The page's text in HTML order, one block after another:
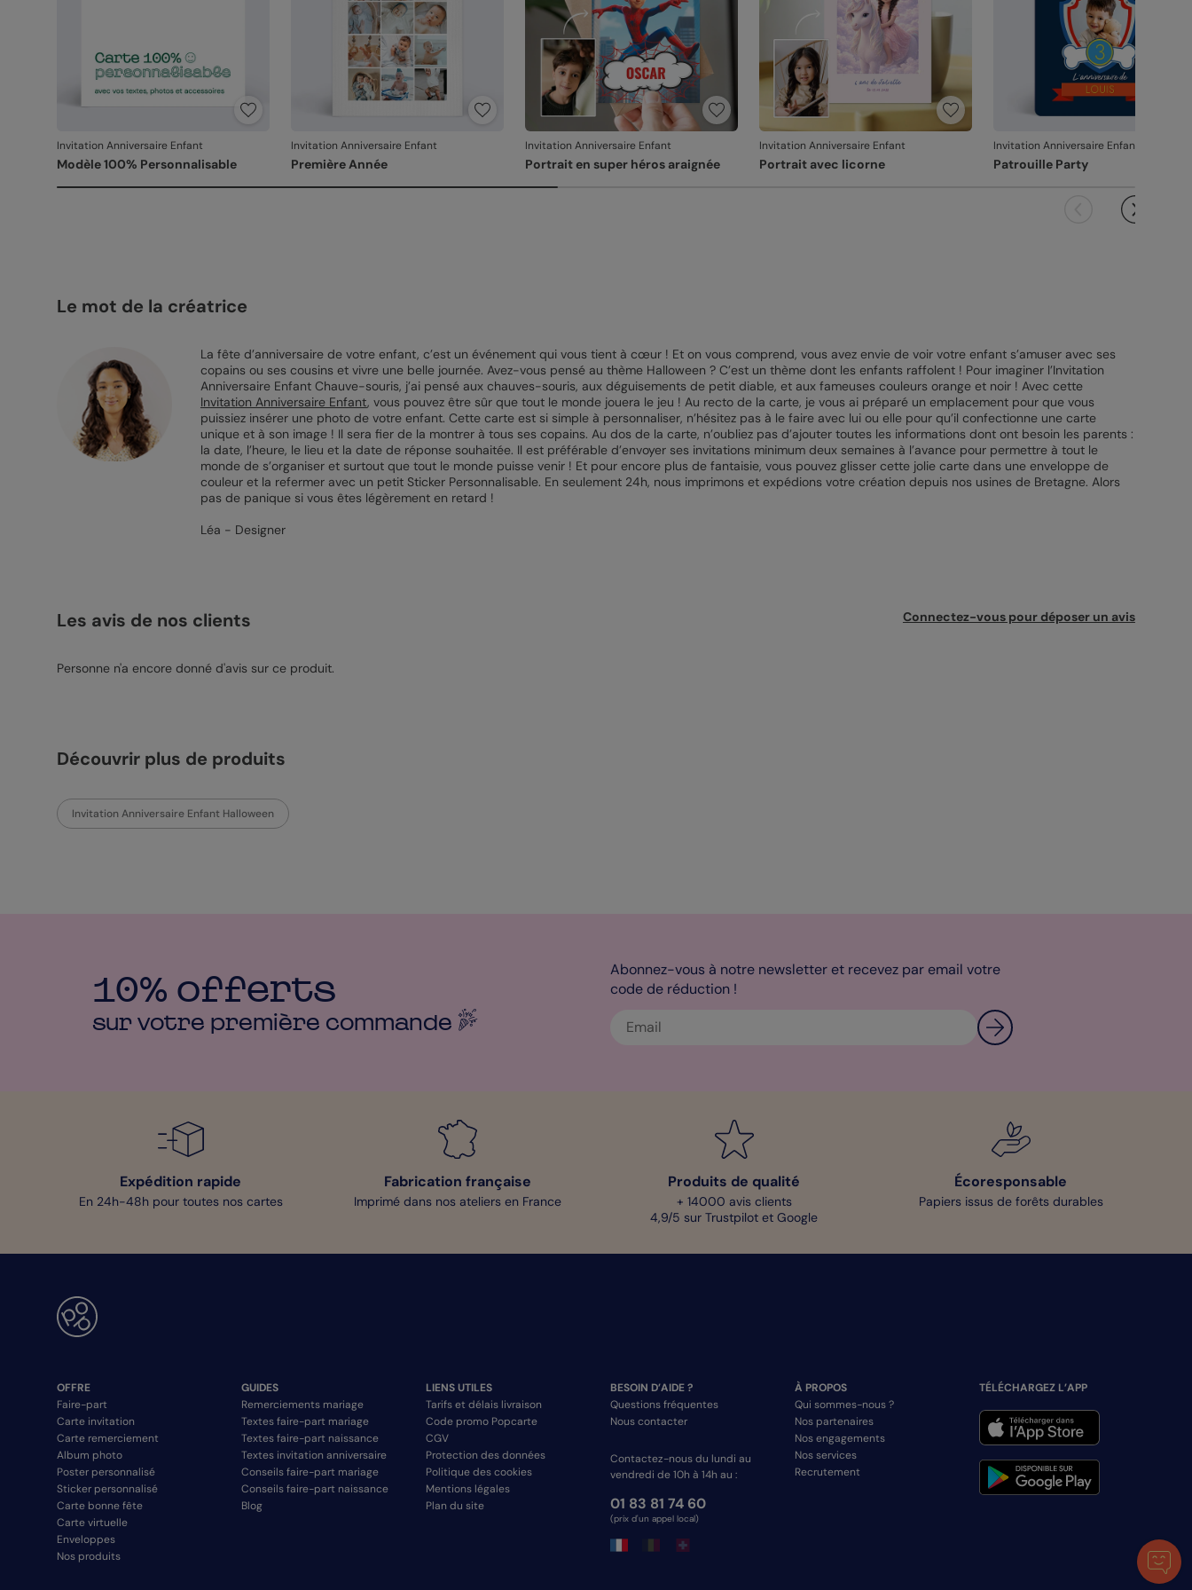
Invitation Anniversaire Enfant
Modèle 100% Personnalisable
Invitation Anniversaire Enfant
Première Année
Invitation Anniversaire Enfant
Portrait en super héros araignée
Invitation Anniversaire Enfant
Portrait avec licorne
Invitation Anniversaire Enfant
Patrouille Party
Le mot de la créatrice
La fête d’anniversaire de votre enfant, c’est un événement qui vous tient à cœur ! Et on vous comprend, vous avez envie de voir votre enfant s’amuser avec ses
copains ou ses cousins et vivre une belle journée. Avez-vous pensé au thème Halloween ? C’est un thème dont les enfants raffolent ! Pour imaginer l’Invitation
Anniversaire Enfant Chauve-souris, j’ai pensé aux chauves-souris, aux déguisements de petit diable, et aux fameuses couleurs orange et noir ! Avec cette
Invitation Anniversaire Enfant, vous pouvez être sûr que tout le monde jouera le jeu ! Au recto de la carte, je vous ai préparé un emplacement pour que vous
puissiez insérer une photo de votre enfant. Cette carte est si simple à personnaliser, n’hésitez pas à le faire avec lui ou elle pour qu’il confectionne une carte
unique et à son image ! Il sera fier de la montrer à tous ses copains. Au dos de la carte, n’oubliez pas d’ajouter toutes les informations dont ont besoin les parents :
la date, l’heure, le lieu et la date de réponse souhaitée. Il est préférable d’envoyer ses invitations minimum deux semaines à l’avance pour permettre à tout le
monde de s’organiser et surtout que tout le monde puisse venir ! Et pour encore plus de fantaisie, vous pouvez glisser cette jolie carte dans une enveloppe de
couleur et la refermer avec un petit Sticker Personnalisable. En seulement 24h, nous imprimons et expédions votre création depuis nos usines de Bretagne. Alors
pas de panique si vous êtes légèrement en retard !
Léa - Designer
Les avis de nos clients Connectez-vous pour déposer un avis
Personne n'a encore donné d'avis sur ce produit.
Découvrir plus de produits
Invitation Anniversaire Enfant Halloween
10% offerts
sur votre première commande
Abonnez-vous à notre newsletter et recevez par email votre
code de réduction !
Expédition rapide
En 24h-48h pour toutes nos cartes
Fabrication française
Imprimé dans nos ateliers en France
Produits de qualité
+ 14000 avis clients
4,9/5 sur Trustpilot et Google
Écoresponsable
Papiers issus de forêts durables
OFFRE
Faire-part
Carte invitation
Carte remerciement
Album photo
Poster personnalisé
Sticker personnalisé
Carte bonne fête
Carte virtuelle
Enveloppes
Nos produits
GUIDES
Remerciements mariage
Textes faire-part mariage
Textes faire-part naissance
Textes invitation anniversaire
Conseils faire-part mariage
Conseils faire-part naissance
Blog
LIENS UTILES
Tarifs et délais livraison
Code promo Popcarte
CGV
Protection des données
Politique des cookies
Mentions légales
Plan du site
BESOIN D’AIDE ?
Questions fréquentes
Nous contacter
Contactez-nous du lundi au
vendredi de 10h à 14h au :
01 83 81 74 60
(prix d'un appel local)
À PROPOS
Qui sommes-nous ?
Nos partenaires
Nos engagements
Nos services
Recrutement
TÉLÉCHARGEZ L’APP